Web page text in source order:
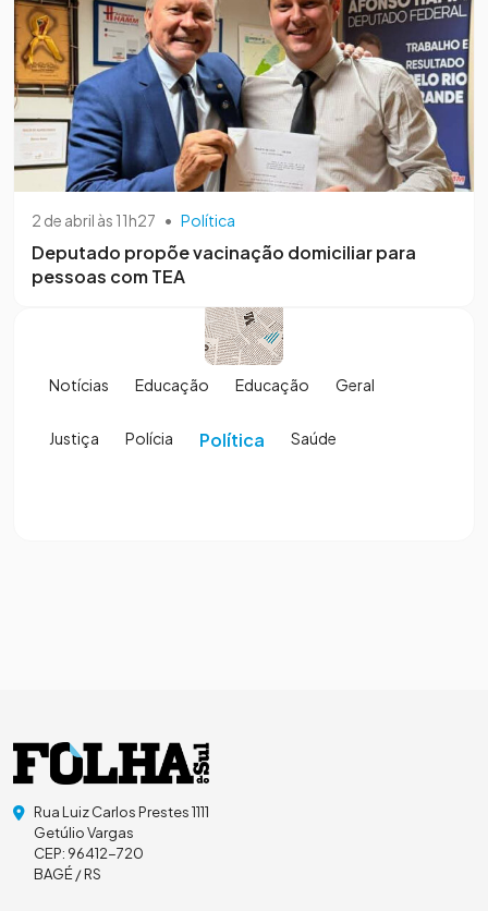
2 de abril às 11h27 • Política
Deputado propõe vacinação domiciliar para
pessoas com TEA
Notícias Educação Educação Geral
Justiça Polícia Política Saúde
Rua Luiz Carlos Prestes 1111
Getúlio Vargas
CEP: 96412-720
BAGÉ / RS